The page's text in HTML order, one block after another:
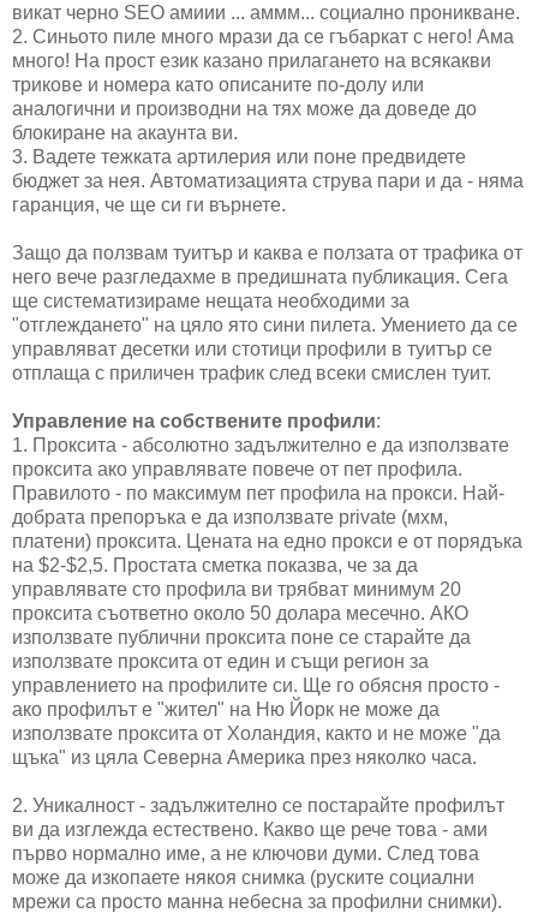
викат черно SEO амиии ... аммм... социално проникване.
2. Синьото пиле много мрази да се гъбаркат с него! Ама
много! На прост език казано прилагането на всякакви
трикове и номера като описаните по-долу или
аналогични и производни на тях може да доведе до
блокиране на акаунта ви.
3. Вадете тежката артилерия или поне предвидете
бюджет за нея. Автоматизацията струва пари и да - няма
гаранция, че ще си ги върнете.
Защо да ползвам туитър и каква е ползата от трафика от
него вече разгледахме в предишната публикация. Сега
ще систематизираме нещата необходими за
"отглеждането" на цяло ято сини пилета. Умението да се
управляват десетки или стотици профили в туитър се
отплаща с приличен трафик след всеки смислен туит.
Управление на собствените профили:
1. Проксита - абсолютно задължително е да използвате
проксита ако управлявате повече от пет профила.
Правилото - по максимум пет профила на прокси. Най-
добрата препоръка е да използвате private (мхм,
платени) проксита. Цената на едно прокси е от порядъка
на $2-$2,5. Простата сметка показва, че за да
управлявате сто профила ви трябват минимум 20
проксита съответно около 50 долара месечно. АКО
използвате публични проксита поне се старайте да
използвате проксита от един и същи регион за
управлението на профилите си. Ще го обясня просто -
ако профилът е "жител" на Ню Йорк не може да
използвате проксита от Холандия, както и не може "да
щъка" из цяла Северна Америка през няколко часа.
2. Уникалност - задължително се постарайте профилът
ви да изглежда естествено. Какво ще рече това - ами
първо нормално име, а не ключови думи. След това
може да изкопаете някоя снимка (руските социални
мрежи са просто манна небесна за профилни снимки).